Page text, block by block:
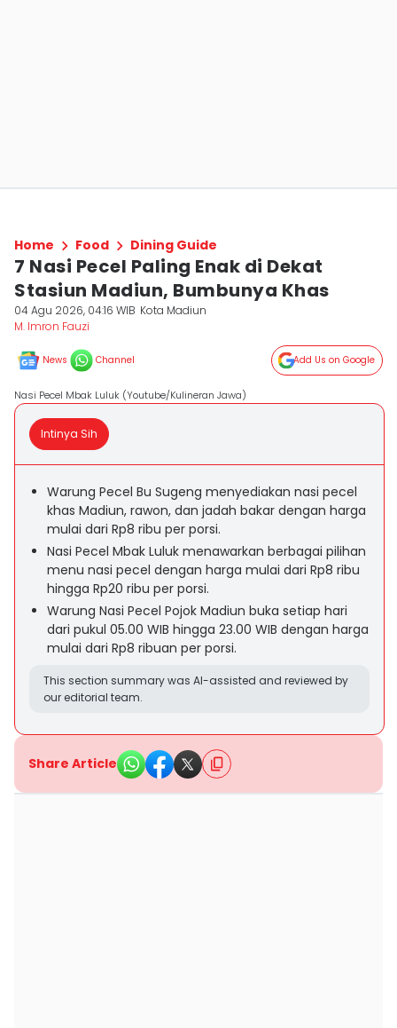
Home Food Dining Guide
7 Nasi Pecel Paling Enak di Dekat
Stasiun Madiun, Bumbunya Khas
04 Agu 2026, 04:16 WIB Kota Madiun
M. Imron Fauzi
News Channel Add Us on Google
Nasi Pecel Mbak Luluk (Youtube/Kulineran Jawa)
Intinya Sih
Warung Pecel Bu Sugeng menyediakan nasi pecel
khas Madiun, rawon, dan jadah bakar dengan harga
mulai dari Rp8 ribu per porsi.
Nasi Pecel Mbak Luluk menawarkan berbagai pilihan
menu nasi pecel dengan harga mulai dari Rp8 ribu
hingga Rp20 ribu per porsi.
Warung Nasi Pecel Pojok Madiun buka setiap hari
dari pukul 05.00 WIB hingga 23.00 WIB dengan harga
mulai dari Rp8 ribuan per porsi.
This section summary was AI-assisted and reviewed by
our editorial team.
Share Article